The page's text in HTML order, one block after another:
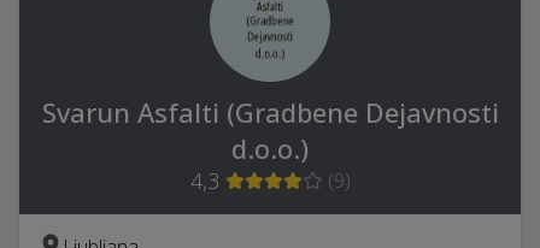
Svarun Asfalti (Gradbene Dejavnosti
d.o.o.)
4,3 (9)